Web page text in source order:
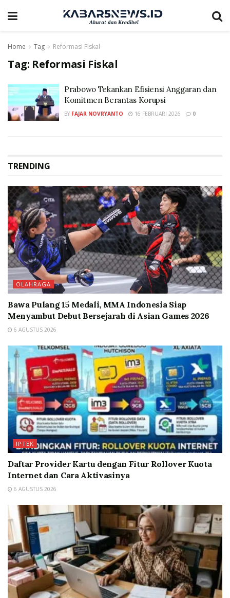
Home Tag Reformasi Fiskal
Tag: Reformasi Fiskal
Prabowo Tekankan Efisiensi Anggaran dan
Komitmen Berantas Korupsi
BY FAJAR NOVRYANTO 16 FEBRUARI 2026 0
TRENDING
OLAHRAGA
Bawa Pulang 15 Medali, MMA Indonesia Siap
Menyambut Debut Bersejarah di Asian Games 2026
6 AGUSTUS 2026
IPTEK
Daftar Provider Kartu dengan Fitur Rollover Kuota
Internet dan Cara Aktivasinya
6 AGUSTUS 2026